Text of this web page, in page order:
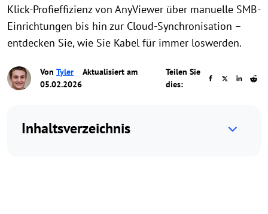
Klick-Profieffizienz von AnyViewer über manuelle SMB-
Einrichtungen bis hin zur Cloud-Synchronisation –
entdecken Sie, wie Sie Kabel für immer loswerden.
Von Tyler
Aktualisiert am
05.02.2026
Teilen Sie
dies:
Inhaltsverzeichnis